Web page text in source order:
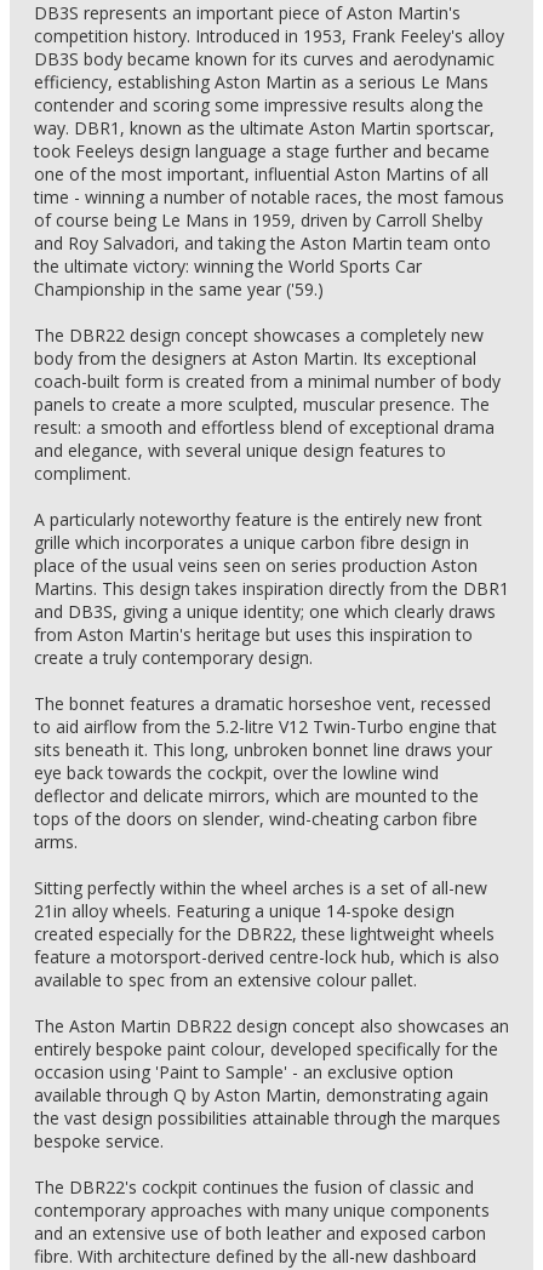
DB3S represents an important piece of Aston Martin's
competition history. Introduced in 1953, Frank Feeley's alloy
DB3S body became known for its curves and aerodynamic
efficiency, establishing Aston Martin as a serious Le Mans
contender and scoring some impressive results along the
way. DBR1, known as the ultimate Aston Martin sportscar,
took Feeleys design language a stage further and became
one of the most important, influential Aston Martins of all
time - winning a number of notable races, the most famous
of course being Le Mans in 1959, driven by Carroll Shelby
and Roy Salvadori, and taking the Aston Martin team onto
the ultimate victory: winning the World Sports Car
Championship in the same year ('59.)
The DBR22 design concept showcases a completely new
body from the designers at Aston Martin. Its exceptional
coach-built form is created from a minimal number of body
panels to create a more sculpted, muscular presence. The
result: a smooth and effortless blend of exceptional drama
and elegance, with several unique design features to
compliment.
A particularly noteworthy feature is the entirely new front
grille which incorporates a unique carbon fibre design in
place of the usual veins seen on series production Aston
Martins. This design takes inspiration directly from the DBR1
and DB3S, giving a unique identity; one which clearly draws
from Aston Martin's heritage but uses this inspiration to
create a truly contemporary design.
The bonnet features a dramatic horseshoe vent, recessed
to aid airflow from the 5.2-litre V12 Twin-Turbo engine that
sits beneath it. This long, unbroken bonnet line draws your
eye back towards the cockpit, over the lowline wind
deflector and delicate mirrors, which are mounted to the
tops of the doors on slender, wind-cheating carbon fibre
arms.
Sitting perfectly within the wheel arches is a set of all-new
21in alloy wheels. Featuring a unique 14-spoke design
created especially for the DBR22, these lightweight wheels
feature a motorsport-derived centre-lock hub, which is also
available to spec from an extensive colour pallet.
The Aston Martin DBR22 design concept also showcases an
entirely bespoke paint colour, developed specifically for the
occasion using 'Paint to Sample' - an exclusive option
available through Q by Aston Martin, demonstrating again
the vast design possibilities attainable through the marques
bespoke service.
The DBR22's cockpit continues the fusion of classic and
contemporary approaches with many unique components
and an extensive use of both leather and exposed carbon
fibre. With architecture defined by the all-new dashboard